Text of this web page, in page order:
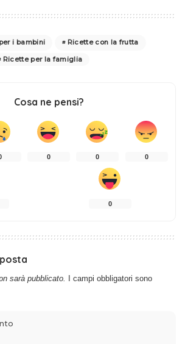
i bambini
Ricette con la frutta
Ricette per la famiglia
Cosa ne pensi?
0 0 0
0
sarà pubblicato. I campi obbligatori sono